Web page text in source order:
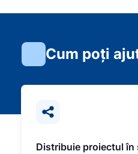
Cum poți
Distribuie proiectul în